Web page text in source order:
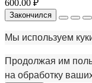
600.00 ₽
Закончился
Мы используем
Продолжая им
на обработку